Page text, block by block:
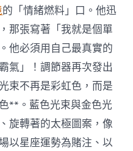
的「情緒燃料」口。他迅
那張寫著「我就是個單
他必須用自己最真實的
氣」！調節器再次發出
束不再是彩虹色，而是
**。藍色光束與金色光
旋轉著的太極圖案，像
以星座運勢為賭注、以